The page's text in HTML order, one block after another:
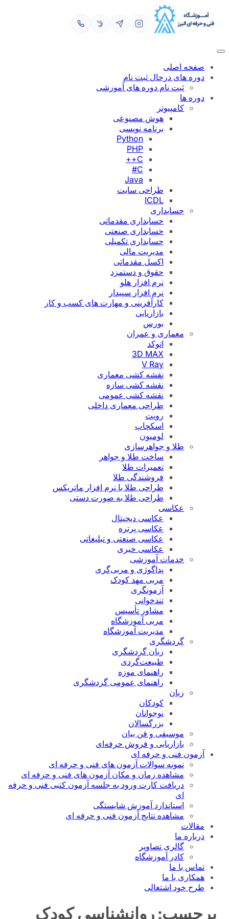
محتوا
صفحه اصلی
دوره های درحال ثبت نام
ثبت نام دوره های آموزشی
دوره ها
کامپیوتر
هوش مصنوعی
برنامه نویسی
Python
PHP
C++
C#
Java
طراحی سایت
ICDL
حسابداری
حسابداری مقدماتی
حسابداری صنعتی
حسابداری تکمیلی
مدیریت مالی
اکسل مقدماتی
حقوق و دستمزد
نرم افزار هلو
نرم افزار سپیدار
کارآفرینی و مهارت های کسب و کار
بازاریابی
بورس
معماری و عمران
اتوکد
3D MAX
V Ray
نقشه کشی معماری
نقشه کشی سازه
نقشه کشی عمومی
طراحی معماری داخلی
رویت
اسکچاپ
لومیون
طلا و جواهرسازی
ساخت طلا و جواهر
تعمیرات طلا
فروشندگی طلا
طراحی طلا با نرم افزار ماتریکس
طراحی طلا به صورت دستی
عکاسی
عکاسی دیجیتال
عکاسی پرتره
عکاسی صنعتی و تبلیغاتی
عکاسی خبری
خدمات آموزشی
پداگوژی و مربی‌گری
مربی مهد کودک
آزمونگری
تندخوانی
مشاور تأسیس
مربی آموزشگاه
مدیریت آموزشگاه
گردشگری
زبان گردشگری
طبیعت‌گردی
راهنمای موزه
راهنمای عمومی گردشگری
زبان
کودکان
نوجوانان
بزرگسالان
موسیقی و فن بیان
بازاریابی و فروش حرفه‌ای
آزمون فنی و حرفه ای
نمونه سوالات آزمون های فنی و حرفه ای
مشاهده زمان و مکان آزمون های فنی و حرفه ای
دریافت کارت ورود به جلسه آزمون کتبی فنی و حرفه
ای
استاندارد آموزش شایستگی
مشاهده نتایج آزمون فنی و حرفه ای
مقالات
درباره ما
گالری تصاویر
کادر آموزشگاه
تماس با ما
همکاری با ما
طرح خود اشتغالی
برچسب: روانشناسی کودک